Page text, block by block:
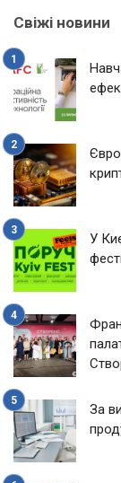
Свіжі новини
У
За